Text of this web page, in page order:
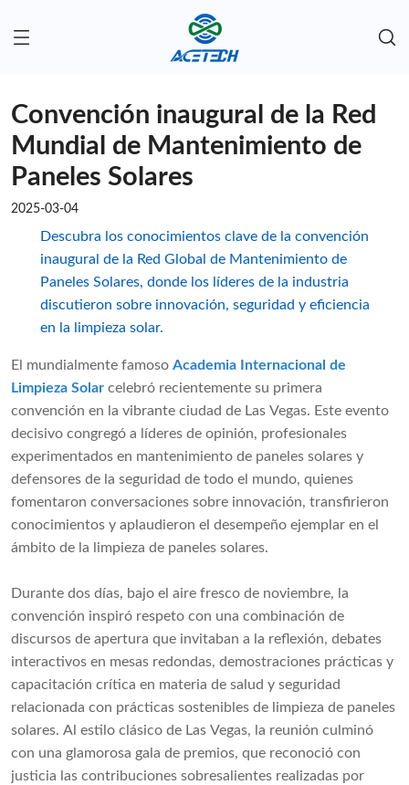
Convención inaugural de la Red
Mundial de Mantenimiento de
Paneles Solares
2025-03-04
Descubra los conocimientos clave de la convención
inaugural de la Red Global de Mantenimiento de
Paneles Solares, donde los líderes de la industria
discutieron sobre innovación, seguridad y eficiencia
en la limpieza solar.
El mundialmente famoso Academia Internacional de
Limpieza Solar celebró recientemente su primera
convención en la vibrante ciudad de Las Vegas. Este evento
decisivo congregó a líderes de opinión, profesionales
experimentados en mantenimiento de paneles solares y
defensores de la seguridad de todo el mundo, quienes
fomentaron conversaciones sobre innovación, transfirieron
conocimientos y aplaudieron el desempeño ejemplar en el
ámbito de la limpieza de paneles solares.
Durante dos días, bajo el aire fresco de noviembre, la
convención inspiró respeto con una combinación de
discursos de apertura que invitaban a la reflexión, debates
interactivos en mesas redondas, demostraciones prácticas y
capacitación crítica en materia de salud y seguridad
relacionada con prácticas sostenibles de limpieza de paneles
solares. Al estilo clásico de Las Vegas, la reunión culminó
con una glamorosa gala de premios, que reconoció con
justicia las contribuciones sobresalientes realizadas por